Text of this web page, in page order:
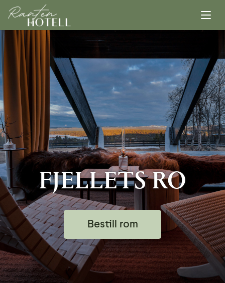
FJELLETS RO
Bestill rom